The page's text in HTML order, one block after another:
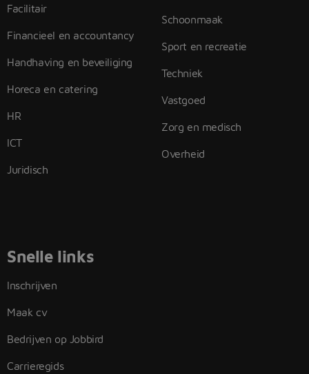
Facilitair
Financieel en accountancy
Handhaving en beveiliging
Horeca en catering
HR
ICT
Juridisch
Schoonmaak
Sport en recreatie
Techniek
Vastgoed
Zorg en medisch
Overheid
Snelle links
Inschrijven
Maak cv
Bedrijven op Jobbird
Carrieregids